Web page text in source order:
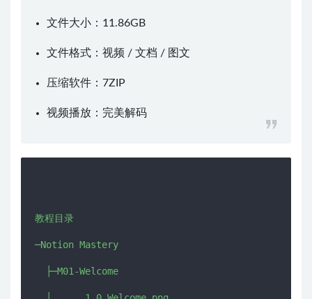
文件大小：11.86GB
文件格式：视频 / 文档 / 图文
压缩软件： 7ZIP
视频播放： 完美解码
教程目录
─Notion Mastery
  ├─M01-Welcome